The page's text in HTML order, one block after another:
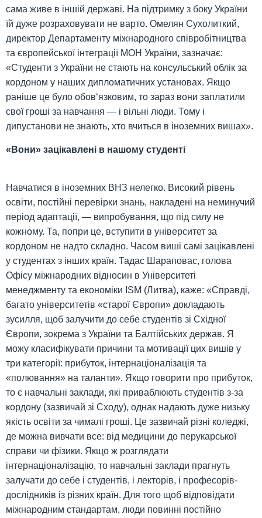
сама живе в іншій державі. На підтримку з боку України
їй дуже розраховувати не варто. Омелян Сухолиткий,
директор Департаменту міжнародного співробітництва
та європейської інтеграції МОН України, зазначає:
«Студенти з України не стають на консульський облік за
кордоном у наших дипломатичних установах. Якщо
раніше це було обов‘язковим, то зараз вони заплатили
свої гроші за навчання — і вільні люди. Тому і
дипустанови не знають, хто вчиться в іноземних вишах».
«Вони» зацікавлені в нашому студенті
Навчатися в іноземних ВНЗ нелегко. Високий рівень
освіти, постійні перевірки знань, накладені на неминучий
період адаптації, — випробування, що під силу не
кожному. Та, попри це, вступити в університет за
кордоном не надто складно. Часом виші самі зацікавлені
у студентах з інших країн. Тадас Шараповас, голова
Офісу міжнародних відносин в Університеті
менеджменту та економіки ISM (Литва), каже: «Справді,
багато університетів «старої Європи» докладають
зусилля, щоб залучити до себе студентів зі Східної
Європи, зокрема з України та Балтійських держав. Я
можу класифікувати причини та мотивації цих вишів у
три категорії: прибуток, інтернаціоналізація та
«полювання» на таланти». Якщо говорити про прибуток,
то є навчальні заклади, які приваблюють студентів з-за
кордону (зазвичай зі Сходу), однак надають дуже низьку
якість освіти за чималі гроші. Це зазвичай різні коледжі,
де можна вивчати все: від медицини до перукарської
справи чи фізики. Якщо ж розглядати
інтернаціоналізацію, то навчальні заклади прагнуть
залучати до себе і студентів, і лекторів, і професорів-
дослідників із різних країн. Для того щоб відповідати
міжнародним стандартам, люди повинні постійно